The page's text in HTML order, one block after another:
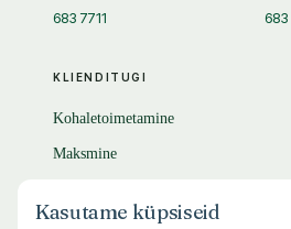
KLIENDITUGI
Kohaletoimetamine
Maksmine
KKK
683 7711 683
Kasutame küpsiseid